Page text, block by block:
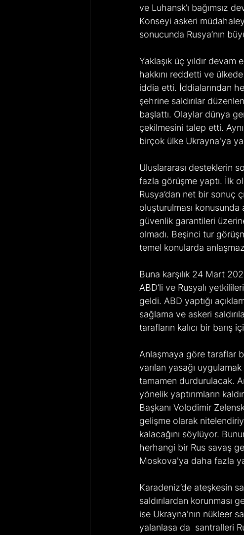
ve Luhansk’ı bağımsız
Konseyi askeri
sonucunda Rusya’nın
Yaklaşık üç yıldır
hakkını reddetti ve
iddia etti. İddialarından
şehrine saldırılar
başlattı. Olaylar dünya
çekilmesini talep etti.
birçok ülke Ukrayna'ya
Uluslararası desteklerin
fazla görüşme yaptı. İlk
Rusya’dan net bir sonuç
oluşturulması
güvenlik garantileri
olmadı. Beşinci tur
temel konularda
Buna karşılık 24 Mart
ABD’li ve Rusyalı
geldi. ABD yaptığı
sağlama ve askeri
tarafların kalıcı bir barış
Anlaşmaya göre taraflar
varılan yasağı
tamamen durdurulacak.
yönelik yaptırımların
Başkanı Volodimir
gelişme olarak
kalacağını söylüyor.
herhangi bir Rus savaş
Moskova'ya daha fazla
Karadeniz’de ateşkesin
saldırılardan korunması
ise Ukrayna'nın nükleer
yalanlasa da  santralleri